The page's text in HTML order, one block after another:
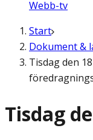
Webb-tv
Start
Dokument &
Tisdag den
Tisdag